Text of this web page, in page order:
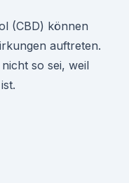
(CBD) können
auftreten.
so sei, weil